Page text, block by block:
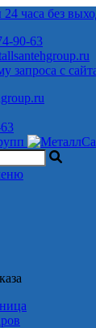
часа без
90-63
запроса с